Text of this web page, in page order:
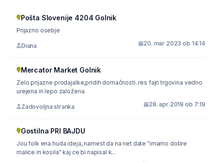
Pošta Slovenije 4204 Golnik
Prijazno osebje
Diana 20. mar 2023 ob 14:14
Mercator Market Golnik
Zelo prijazne prodajalke,pridih domačnosti..res fajn trgovina vedno
urejena in lepo založena
Zadovoljna stranka 28. apr 2019 ob 7:19
Gostilna PRI BAJDU
Jou folk ena huda ideja, namest da na net date "imamo dobre
malice in kosila" kaj ce bi napisal k...